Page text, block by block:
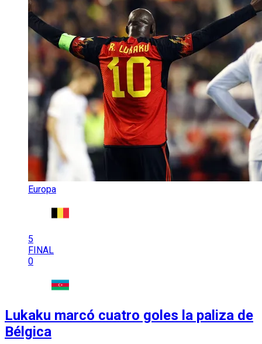
Europa
5
FINAL
0
Lukaku marcó cuatro goles la paliza de
Bélgica